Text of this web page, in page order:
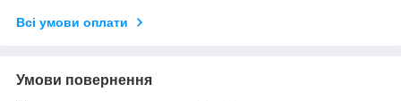
Всі умови оплати
Умови повернення